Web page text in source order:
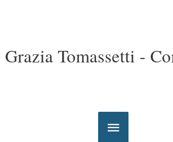
Grazia Tomassetti -
Menu